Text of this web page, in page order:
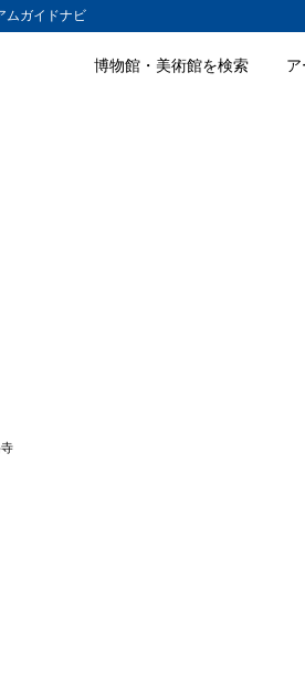
ムガイドナビ
博物館・美術館を検索
目次